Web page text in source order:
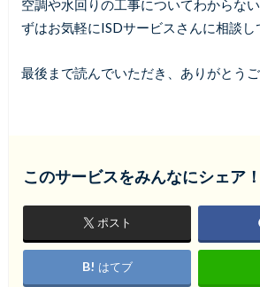
空調や水回りの工事についてわからな
ずはお気軽にISDサービスさんに相談し
最後まで読んでいただき、ありがとう
このサービスをみんなにシェア！
ポスト
はてブ